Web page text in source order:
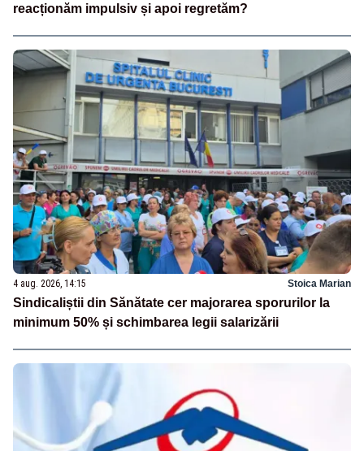
reacționăm impulsiv și apoi regretăm?
4 aug. 2026, 14:15 Stoica Marian
Sindicaliștii din Sănătate cer majorarea sporurilor la
minimum 50% și schimbarea legii salarizării